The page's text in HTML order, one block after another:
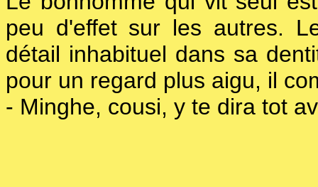
peu d'effet sur les autres.
détail inhabituel dans sa
pour un regard plus aigu, il
- Minghe, cousi, y te dira tot